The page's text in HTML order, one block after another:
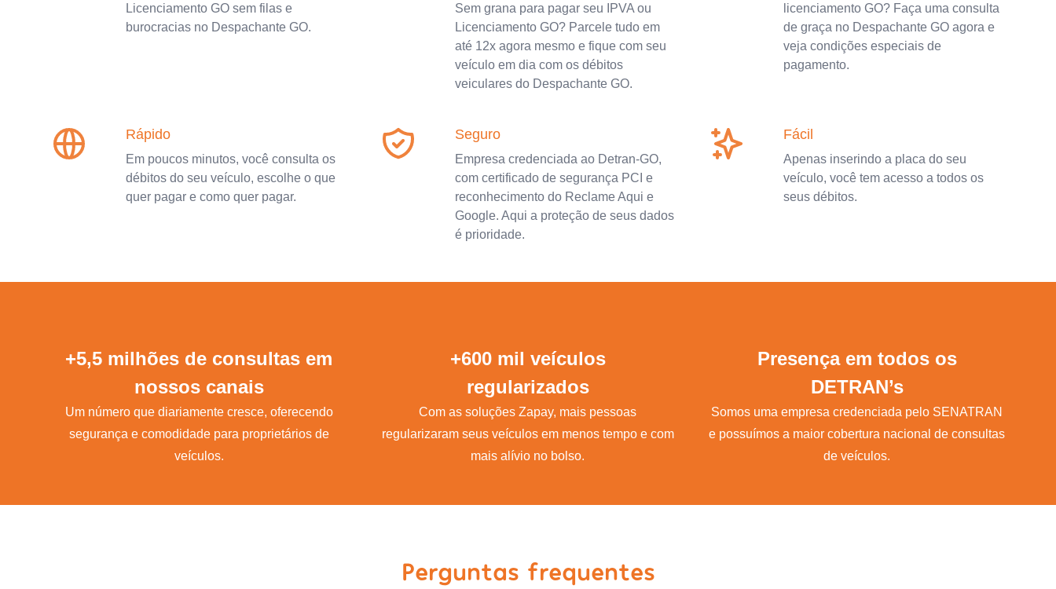
Licenciamento GO sem filas e
burocracias no Despachante GO.
Sem grana para pagar seu IPVA ou
Licenciamento GO? Parcele tudo em
até 12x agora mesmo e fique com seu
veículo em dia com os débitos
veiculares do Despachante GO.
licenciamento GO? Faça uma consulta
de graça no Despachante GO agora e
veja condições especiais de
pagamento.
Rápido
Em poucos minutos, você consulta os
débitos do seu veículo, escolhe o que
quer pagar e como quer pagar.
Seguro
Empresa credenciada ao Detran-GO,
com certificado de segurança PCI e
reconhecimento do Reclame Aqui e
Google. Aqui a proteção de seus dados
é prioridade.
Fácil
Apenas inserindo a placa do seu
veículo, você tem acesso a todos os
seus débitos.
+5,5 milhões de consultas em
nossos canais
Um número que diariamente cresce, oferecendo
segurança e comodidade para proprietários de
veículos.
+600 mil veículos
regularizados
Com as soluções Zapay, mais pessoas
regularizaram seus veículos em menos tempo e com
mais alívio no bolso.
Presença em todos os
DETRAN’s
Somos uma empresa credenciada pelo SENATRAN
e possuímos a maior cobertura nacional de consultas
de veículos.
Perguntas frequentes